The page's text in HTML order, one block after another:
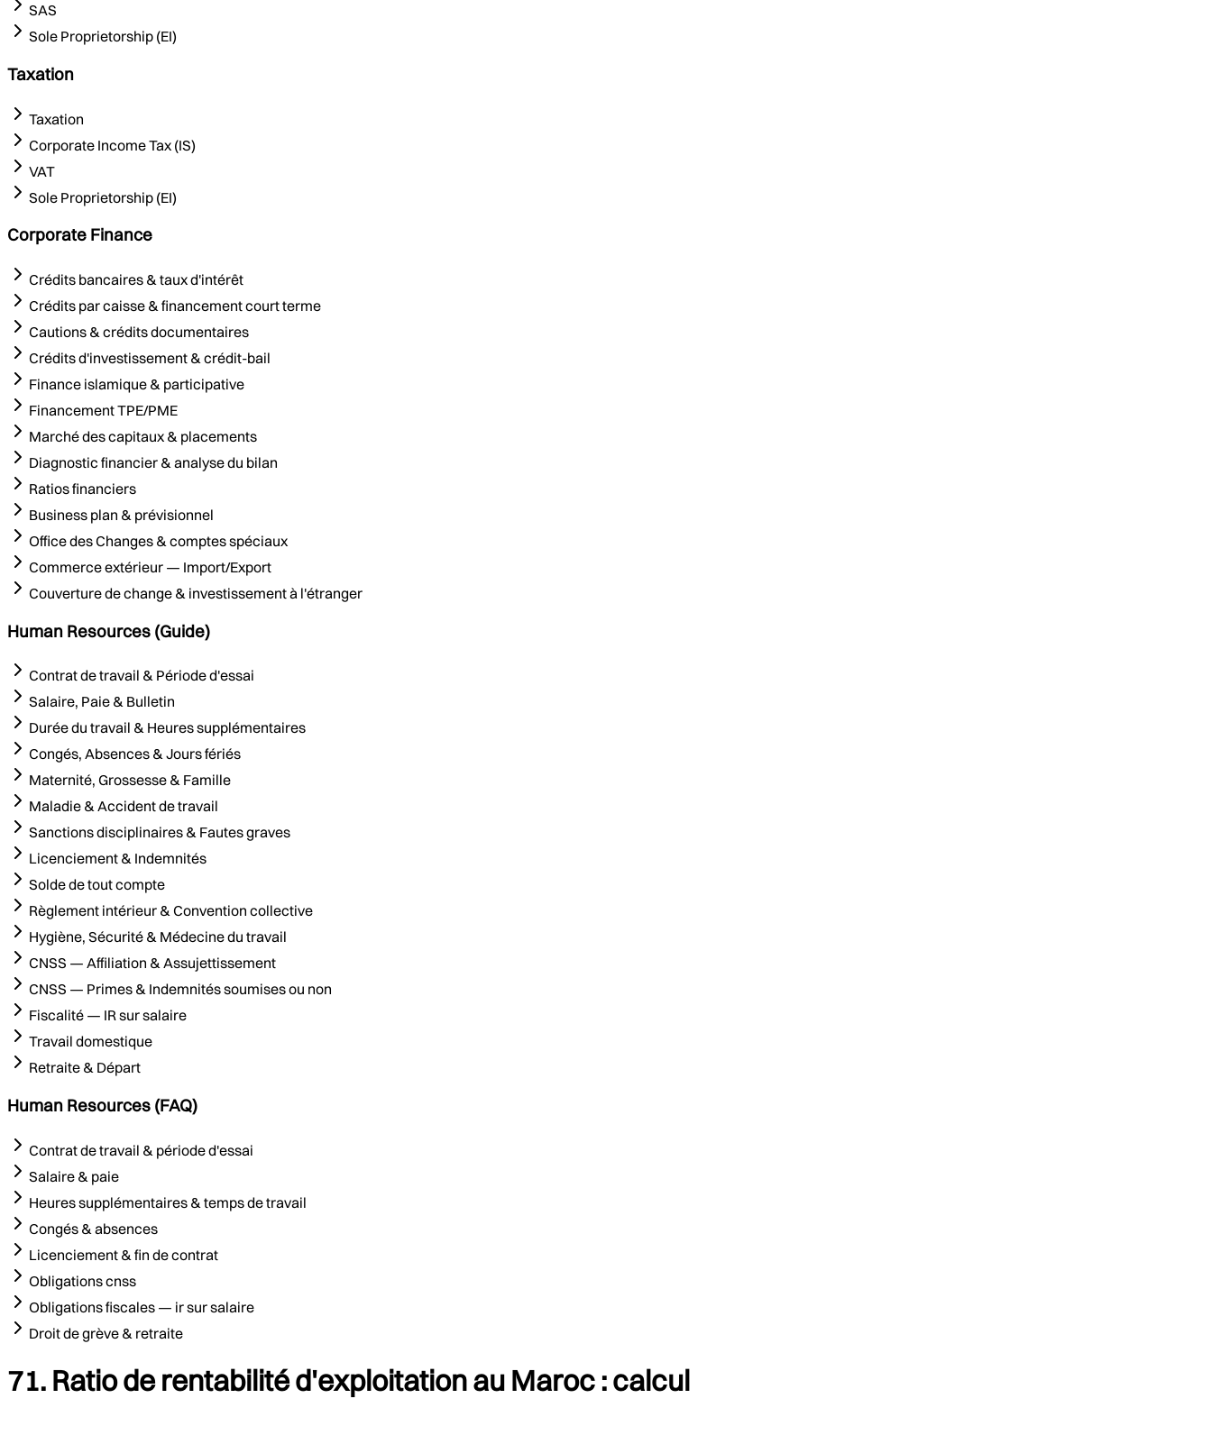
SAS
Sole Proprietorship (EI)
Taxation
Taxation
Corporate Income Tax (IS)
VAT
Sole Proprietorship (EI)
Corporate Finance
Crédits bancaires & taux d'intérêt
Crédits par caisse & financement court terme
Cautions & crédits documentaires
Crédits d'investissement & crédit-bail
Finance islamique & participative
Financement TPE/PME
Marché des capitaux & placements
Diagnostic financier & analyse du bilan
Ratios financiers
Business plan & prévisionnel
Office des Changes & comptes spéciaux
Commerce extérieur — Import/Export
Couverture de change & investissement à l'étranger
Human Resources (Guide)
Contrat de travail & Période d'essai
Salaire, Paie & Bulletin
Durée du travail & Heures supplémentaires
Congés, Absences & Jours fériés
Maternité, Grossesse & Famille
Maladie & Accident de travail
Sanctions disciplinaires & Fautes graves
Licenciement & Indemnités
Solde de tout compte
Règlement intérieur & Convention collective
Hygiène, Sécurité & Médecine du travail
CNSS — Affiliation & Assujettissement
CNSS — Primes & Indemnités soumises ou non
Fiscalité — IR sur salaire
Travail domestique
Retraite & Départ
Human Resources (FAQ)
Contrat de travail & période d'essai
Salaire & paie
Heures supplémentaires & temps de travail
Congés & absences
Licenciement & fin de contrat
Obligations cnss
Obligations fiscales — ir sur salaire
Droit de grève & retraite
71. Ratio de rentabilité d'exploitation au Maroc : calcul